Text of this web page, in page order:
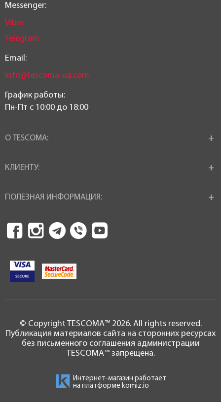
Messenger:
Viber
Telegram
Email:
info@tescoma-ua.com
График работы:
Пн-Пт c 10:00 до 18:00
О TESCOMA:
КЛИЕНТУ:
ПОЛЕЗНАЯ ИНФОРМАЦИЯ:
© Copyright TESCOMA™ 2026. All rights reserved.
Публикация материалов сайта на сторонних ресурсах
без письменного соглашения администрации
TESCOMA™ запрещена.
Интернет-магазин работает
на платформе komiz.io